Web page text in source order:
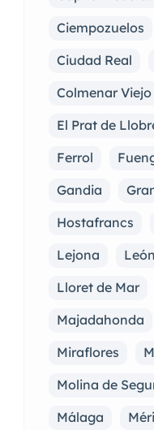
Ciempozuelos
Ciudad Real
Colmenar Viejo
El Prat de
Ferrol
Gandia
Hostafrancs
Lejona
León
Lloret de Mar
Majadahonda
Miraflores
Molina de
Málaga